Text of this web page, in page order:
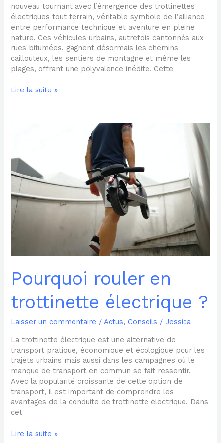
nouveau tournant avec l’émergence des trottinettes
électriques tout terrain, véritable symbole de l’alliance
entre performance technique et aventure en pleine
nature. Ces véhicules urbains, autrefois cantonnés aux
rues bitumées, gagnent désormais les chemins
caillouteux, les sentiers de montagne et même les
plages, offrant une polyvalence inédite. Cette
Lire la suite »
Pourquoi rouler en
trottinette électrique ?
Laisser un commentaire /Actus,Conseils /Jessica
La trottinette électrique est une alternative de
transport pratique, économique et écologique pour les
trajets urbains mais aussi dans les campagnes où le
manque de transport en commun se fait ressentir.
Avec la popularité croissante de cette option de
transport, il est important de comprendre les
avantages de la conduite de trottinette électrique. Dans
cet
trottinette
électrique
Lire la suite »